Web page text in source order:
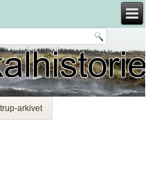
arkivet